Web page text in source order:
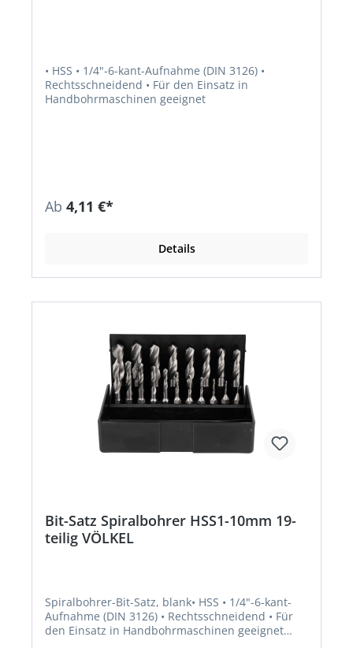
• HSS • 1/4"-6-kant-Aufnahme (DIN 3126) •
Rechtsschneidend • Für den Einsatz in
Handbohrmaschinen geeignet
Ab 4,11 €*
Details
Bit-Satz Spiralbohrer HSS1-10mm 19-
teilig VÖLKEL
Spiralbohrer-Bit-Satz, blank• HSS • 1/4"-6-kant-
Aufnahme (DIN 3126) • Rechtsschneidend • Für
den Einsatz in Handbohrmaschinen geeignet